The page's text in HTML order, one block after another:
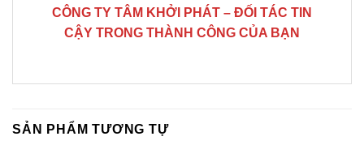
CÔNG TY TÂM KHỞI PHÁT – ĐỐI TÁC TIN
CẬY TRONG THÀNH CÔNG CỦA BẠN
SẢN PHẨM TƯƠNG TỰ